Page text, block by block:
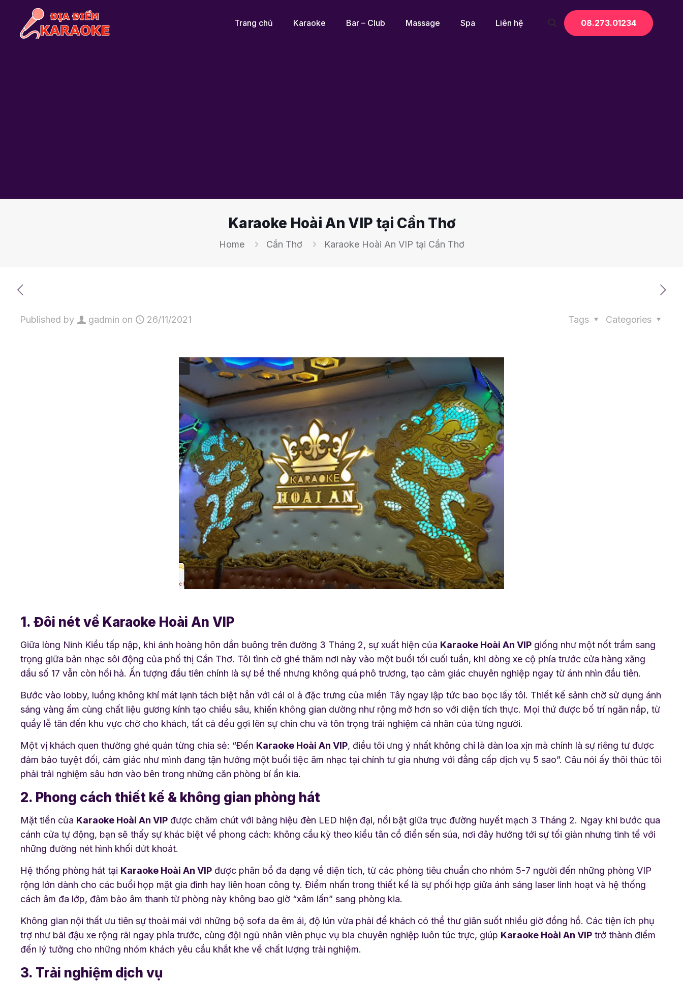
Trang chủ Karaoke Bar – Club Massage Spa Liên hệ 08.273.01234
Karaoke Hoài An VIP tại Cần Thơ
Home Cần Thơ Karaoke Hoài An VIP tại Cần Thơ
Published by gadmin on 26/11/2021 Categories
Tags
1. Đôi nét về Karaoke Hoài An VIP
Giữa lòng Ninh Kiều tấp nập, khi ánh hoàng hôn dần buông trên đường 3 Tháng 2, sự xuất hiện của Karaoke Hoài An VIPgiống như một nốt trầm sang
trọng giữa bản nhạc sôi động của phố thị Cần Thơ. Tôi tình cờ ghé thăm nơi này vào một buổi tối cuối tuần, khi dòng xe cộ phía trước cửa hàng xăng
dầu số 17 vẫn còn hối hả. Ấn tượng đầu tiên chính là sự bề thế nhưng không quá phô trương, tạo cảm giác chuyên nghiệp ngay từ ánh nhìn đầu tiên.
Bước vào lobby, luồng không khí mát lạnh tách biệt hẳn với cái oi ả đặc trưng của miền Tây ngay lập tức bao bọc lấy tôi. Thiết kế sảnh chờ sử dụng ánh
sáng vàng ấm cùng chất liệu gương kính tạo chiều sâu, khiến không gian dường như rộng mở hơn so với diện tích thực. Mọi thứ được bố trí ngăn nắp, từ
quầy lễ tân đến khu vực chờ cho khách, tất cả đều gợi lên sự chỉn chu và tôn trọng trải nghiệm cá nhân của từng người.
Một vị khách quen thường ghé quán từng chia sẻ: “Đến Karaoke Hoài An VIP, điều tôi ưng ý nhất không chỉ là dàn loa xịn mà chính là sự riêng tư được
đảm bảo tuyệt đối, cảm giác như mình đang tận hưởng một buổi tiệc âm nhạc tại chính tư gia nhưng với đẳng cấp dịch vụ 5 sao”. Câu nói ấy thôi thúc tôi
phải trải nghiệm sâu hơn vào bên trong những căn phòng bí ẩn kia.
2. Phong cách thiết kế & không gian phòng hát
Mặt tiền của Karaoke Hoài An VIPđược chăm chút với bảng hiệu đèn LED hiện đại, nổi bật giữa trục đường huyết mạch 3 Tháng 2. Ngay khi bước qua
cánh cửa tự động, bạn sẽ thấy sự khác biệt về phong cách: không cầu kỳ theo kiểu tân cổ điển sến súa, nơi đây hướng tới sự tối giản nhưng tinh tế với
những đường nét hình khối dứt khoát.
Hệ thống phòng hát tại Karaoke Hoài An VIPđược phân bổ đa dạng về diện tích, từ các phòng tiêu chuẩn cho nhóm 5-7 người đến những phòng VIP
rộng lớn dành cho các buổi họp mặt gia đình hay liên hoan công ty. Điểm nhấn trong thiết kế là sự phối hợp giữa ánh sáng laser linh hoạt và hệ thống
cách âm đa lớp, đảm bảo âm thanh từ phòng này không bao giờ “xâm lấn” sang phòng kia.
Không gian nội thất ưu tiên sự thoải mái với những bộ sofa da êm ái, độ lún vừa phải để khách có thể thư giãn suốt nhiều giờ đồng hồ. Các tiện ích phụ
trợ như bãi đậu xe rộng rãi ngay phía trước, cùng đội ngũ nhân viên phục vụ bia chuyên nghiệp luôn túc trực, giúp Karaoke Hoài An VIPtrở thành điểm
đến lý tưởng cho những nhóm khách yêu cầu khắt khe về chất lượng trải nghiệm.
3. Trải nghiệm dịch vụ